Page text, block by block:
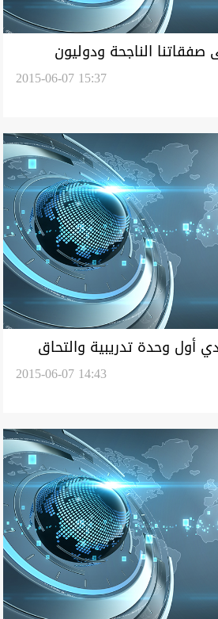
الناجحة ودوليون
2015-06-07 15:37
أول وحدة تدريبية والتحاق
2015-06-07 14:43